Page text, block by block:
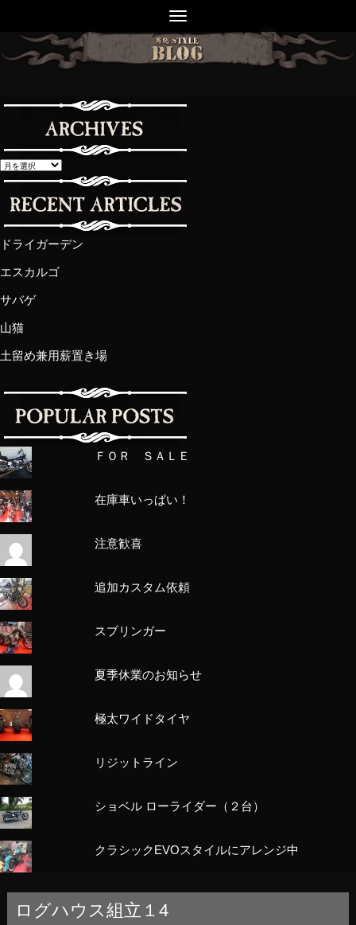
ドライガーデン
エスカルゴ
サバゲ
山猫
土留め兼用薪置き場
ＦＯＲ ＳＡＬＥ
在庫車いっぱい！
注意歓喜
追加カスタム依頼
スプリンガー
夏季休業のお知らせ
極太ワイドタイヤ
リジットライン
ショベル ローライダー（２台）
クラシックEVOスタイルにアレンジ中
ログハウス組立１4